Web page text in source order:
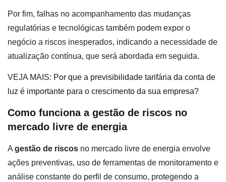
Por fim, falhas no acompanhamento das mudanças
regulatórias e tecnológicas também podem expor o
negócio a riscos inesperados, indicando a necessidade de
atualização contínua, que será abordada em seguida.
VEJA MAIS: Por que a previsibilidade tarifária da conta de
luz é importante para o crescimento da sua empresa?
Como funciona a gestão de riscos no
mercado livre de energia
A gestão de riscos no mercado livre de energia envolve
ações preventivas, uso de ferramentas de monitoramento e
análise constante do perfil de consumo, protegendo a